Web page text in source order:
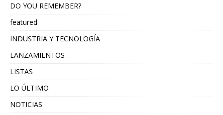
DO YOU REMEMBER?
featured
INDUSTRIA Y TECNOLOGÍA
LANZAMIENTOS
LISTAS
LO ÚLTIMO
NOTICIAS